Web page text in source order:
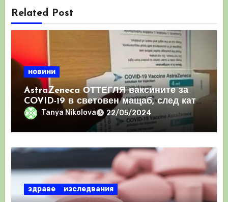
Related Post
новини
AstraZeneca ОТТЕГЛЯ ваксините за
COVID-19 в световен мащаб, след като
призна, че те причиняват КРЪВНИ
Tanya Nikolova 22/05/2024
здраве изследвания